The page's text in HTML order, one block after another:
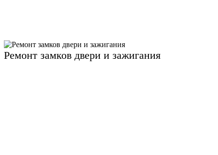
Ремонт замков двери и зажигания